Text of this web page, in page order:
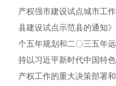
产权强市建设试点城市工
县建设试点示范县的通知
个五年规划和二〇三五年
持以习近平新时代中国特
产权工作的重大决策部署